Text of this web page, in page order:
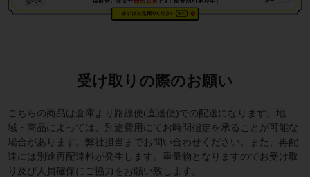
受け取りの際のお願い
こちらの商品は倉庫より路線便(直送便)での配送になります。地
域・商品によっては、別途費用にてお時間指定を承ることが可能な
場合があります。弊社担当までお問い合わせください。また、再配
達には別途再配達料が発生します。重量物となりますのでお受け取
り及び人員確保にご協力をお願い致します。